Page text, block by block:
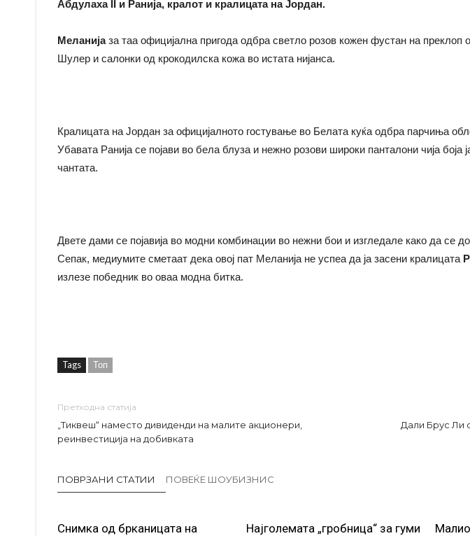
Абдулаха II и Ранија, кралот и кралицата на Јордан.
Меланијаза таа официјална пригода одбра светло розов кожен фустан на преклоп
Шулер и салонки од крокодилска кожа во истата нијанса.
Кралицата на Јордан за официјалното гостување во Белата куќа одбра парчиња
Убавата Ранија се појави во бела блуза и нежно розови широки панталони чија боја
чантата.
Двете дами се појавија во модни комбинации во нежни бои и изгледале како да се
Сепак, медиумите сметаат дека овој пат Меланија не успеа да ја засени кралицата
излезе победник во оваа модна битка.
Tags Топ
Претходна статија
„Тиквеш“ наместо дивиденди на малите акционери,
реинвестиција на добивката
Дали Брус Ли
ПОВРЗАНИ СТАТИИ ПОВЕЌЕ ШОУБИЗНИС
Снимка од брканицата на Најголемата „гробница“ за гуми